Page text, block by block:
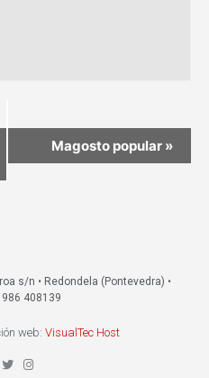
Magosto popular »
s/n • Redondela (Pontevedra) •
408139
web: VisualTec Host